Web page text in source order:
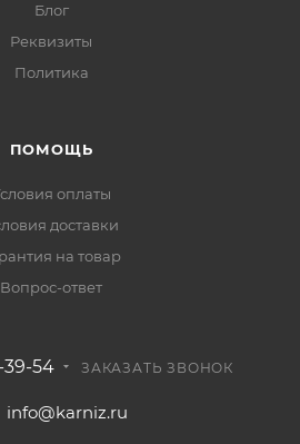
Блог
Реквизиты
Политика
ПОМОЩЬ
оплаты
доставки
на товар
Вопрос-ответ
39-54 ЗАКАЗАТЬ ЗВОНОК
info@karniz.ru